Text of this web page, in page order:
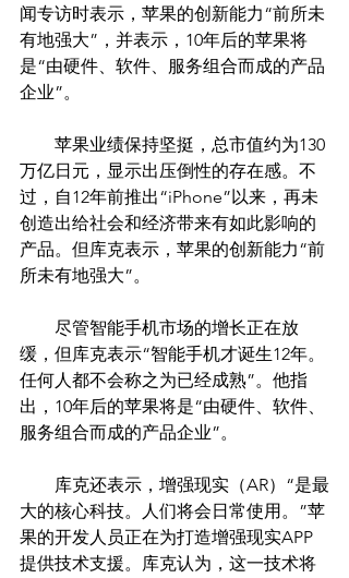
闻专访时表示，苹果的创新能力“前所未
有地强大”，并表示，10年后的苹果将
是“由硬件、软件、服务组合而成的产品
企业”。
苹果业绩保持坚挺，总市值约为130
万亿日元，显示出压倒性的存在感。不
过，自12年前推出“iPhone”以来，再未
创造出给社会和经济带来有如此影响的
产品。但库克表示，苹果的创新能力“前
所未有地强大”。
尽管智能手机市场的增长正在放
缓，但库克表示“智能手机才诞生12年。
任何人都不会称之为已经成熟”。他指
出，10年后的苹果将是“由硬件、软件、
服务组合而成的产品企业”。
库克还表示，增强现实（AR）“是最
大的核心科技。人们将会日常使用。”苹
果的开发人员正在为打造增强现实APP
提供技术支援。库克认为，这一技术将